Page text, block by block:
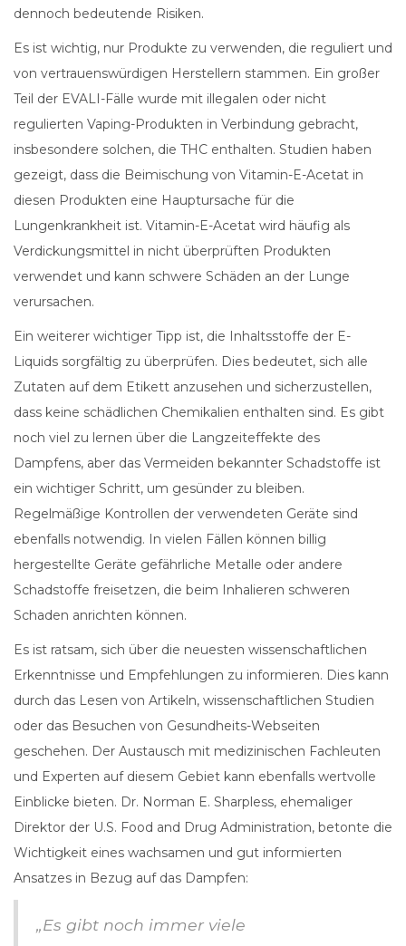
dennoch bedeutende Risiken.
Es ist wichtig, nur Produkte zu verwenden, die reguliert und
von vertrauenswürdigen Herstellern stammen. Ein großer
Teil der EVALI-Fälle wurde mit illegalen oder nicht
regulierten Vaping-Produkten in Verbindung gebracht,
insbesondere solchen, die THC enthalten. Studien haben
gezeigt, dass die Beimischung von Vitamin-E-Acetat in
diesen Produkten eine Hauptursache für die
Lungenkrankheit ist. Vitamin-E-Acetat wird häufig als
Verdickungsmittel in nicht überprüften Produkten
verwendet und kann schwere Schäden an der Lunge
verursachen.
Ein weiterer wichtiger Tipp ist, die Inhaltsstoffe der E-
Liquids sorgfältig zu überprüfen. Dies bedeutet, sich alle
Zutaten auf dem Etikett anzusehen und sicherzustellen,
dass keine schädlichen Chemikalien enthalten sind. Es gibt
noch viel zu lernen über die Langzeiteffekte des
Dampfens, aber das Vermeiden bekannter Schadstoffe ist
ein wichtiger Schritt, um gesünder zu bleiben.
Regelmäßige Kontrollen der verwendeten Geräte sind
ebenfalls notwendig. In vielen Fällen können billig
hergestellte Geräte gefährliche Metalle oder andere
Schadstoffe freisetzen, die beim Inhalieren schweren
Schaden anrichten können.
Es ist ratsam, sich über die neuesten wissenschaftlichen
Erkenntnisse und Empfehlungen zu informieren. Dies kann
durch das Lesen von Artikeln, wissenschaftlichen Studien
oder das Besuchen von Gesundheits-Webseiten
geschehen. Der Austausch mit medizinischen Fachleuten
und Experten auf diesem Gebiet kann ebenfalls wertvolle
Einblicke bieten. Dr. Norman E. Sharpless, ehemaliger
Direktor der U.S. Food and Drug Administration, betonte die
Wichtigkeit eines wachsamen und gut informierten
Ansatzes in Bezug auf das Dampfen:
„Es gibt noch immer viele